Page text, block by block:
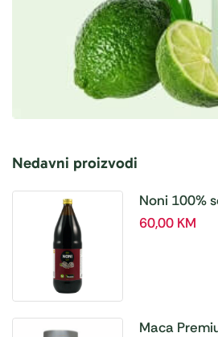
Nedavni proizvodi
Noni 100%
60,00 KM
Maca